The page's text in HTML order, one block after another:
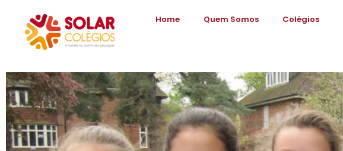
Home Quem Somos Colégios